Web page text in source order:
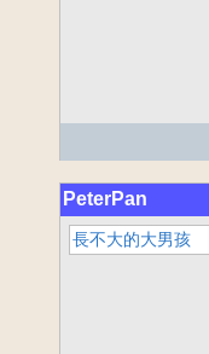
PeterPan
長不大的大男孩